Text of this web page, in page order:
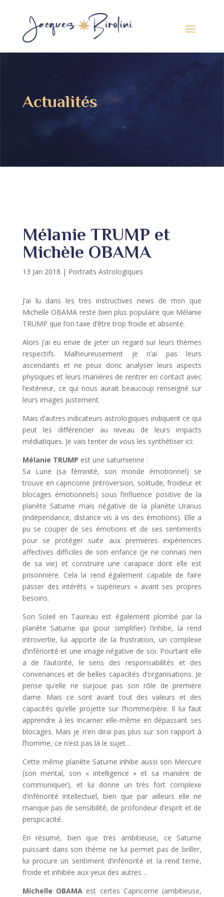
Actualités
Mélanie TRUMP et
Michèle OBAMA
13 Jan 2018 | Portraits Astrologiques
J’ai lu dans les très instructives news de msn que
Michelle OBAMA reste bien plus populaire que Mélanie
TRUMP que l’on taxe d’être trop froide et absente.
Alors j’ai eu envie de jeter un regard sur leurs thèmes
respectifs. Malheureusement je n’ai pas leurs
ascendants et ne peux donc analyser leurs aspects
physiques et leurs manières de rentrer en contact avec
l’extérieur, ce qui nous aurait beaucoup renseigné sur
leurs images justement.
Mais d’autres indicateurs astrologiques indiquent ce qui
peut les différencier au niveau de leurs impacts
médiatiques. Je vais tenter de vous les synthétiser ici:
Mélanie TRUMP est une saturnienne :
Sa Lune (sa féminité, son monde émotionnel) se
trouve en capricorne (introversion, solitude, froideur et
blocages émotionnels) sous l’influence positive de la
planète Saturne mais négative de la planète Uranus
(indépendance, distance vis à vis des émotions). Elle a
pu se couper de ses émotions et de ses sentiments
pour se protéger suite aux premières expériences
affectives difficiles de son enfance (je ne connais rien
de sa vie) et construire une carapace dont elle est
prisonnière. Cela la rend également capable de faire
passer des intérêts « supérieurs » avant ses propres
besoins.
Son Soleil en Taureau est également plombé par la
planète Saturne qui (pour simplifier) l’inhibe, la rend
introvertie, lui apporte de la frustration, un complexe
d’infériorité et une image négative de soi. Pourtant elle
a de l’autorité, le sens des responsabilités et des
convenances et de belles capacités d’organisations. Je
pense qu’elle ne surjoue pas son rôle de première
dame. Mais ce sont avant tout des valeurs et des
capacités qu’elle projette sur l’homme/père. Il lui faut
apprendre à les incarner elle-même en dépassant ses
blocages. Mais je n’en dirai pas plus sur son rapport à
l’homme, ce n’est pas là le sujet…
Cette même planète Saturne inhibe aussi son Mercure
(son mental, son « intelligence » et sa manière de
communiquer), et lui donne un très fort complexe
d’infériorité intellectuel, bien que par ailleurs elle ne
manque pas de sensibilité, de profondeur d’esprit et de
perspicacité.
En résumé, bien que très ambitieuse, ce Saturne
puissant dans son thème ne lui permet pas de briller,
lui procure un sentiment d’infériorité et la rend terne,
froide et inhibée aux yeux des autres…
Michelle OBAMA est certes Capricorne (ambitieuse,